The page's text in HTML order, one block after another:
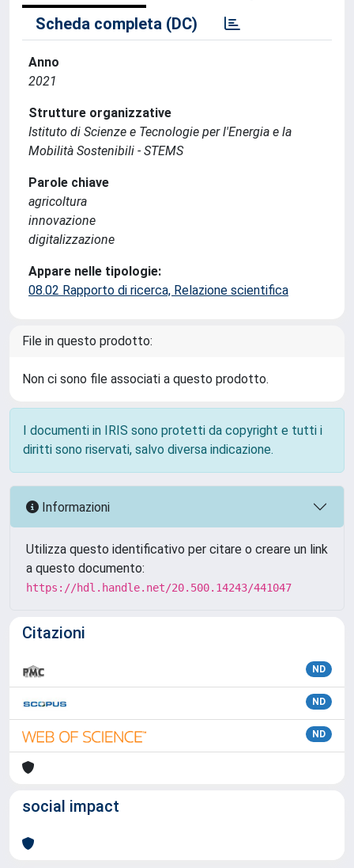
Scheda completa (DC)
Anno
2021
Strutture organizzative
Istituto di Scienze e Tecnologie per l'Energia e la
Mobilità Sostenibili - STEMS
Parole chiave
agricoltura
innovazione
digitalizzazione
Appare nelle tipologie:
08.02 Rapporto di ricerca, Relazione scientifica
File in questo prodotto:
Non ci sono file associati a questo prodotto.
I documenti in IRIS sono protetti da copyright e tutti i
diritti sono riservati, salvo diversa indicazione.
Informazioni
Utilizza questo identificativo per citare o creare un link
a questo documento:
https://hdl.handle.net/20.500.14243/441047
Citazioni
ND
ND
ND
social impact